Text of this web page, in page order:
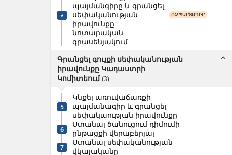
★
պայմանգիրը և գրանցել
սեփականության
իրավունքը
նոտարական
գրասենյակում
ՈՉ ՊԱՐՏԱԴԻՐ
Գրանցել գույքի սեփականության
իրավունքը Կադաստրի
Կոմիտեում(3)
expand_less
5
Կնքել առուվաճառքի
պայմանագիր և գրանցել
սեփակաության իրավունքը
6
Ստանալ ծանուցում դիմումի
ընթացքի վերաբերյալ
7
Ստանալ սեփականության
վկայականը